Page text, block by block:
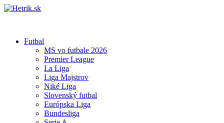
Futbal
MS vo futbale 2026
Premier League
La Liga
Liga Majstrov
Niké Liga
Slovenský futbal
Európska Liga
Bundesliga